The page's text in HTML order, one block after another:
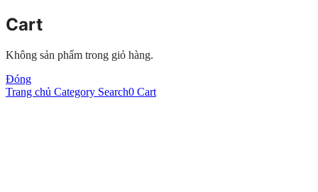
Cart
Không sản phẩm trong giỏ hàng.
Đóng
Trang chủ Category Search0 Cart